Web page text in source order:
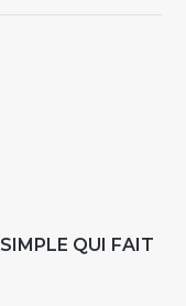
QUI FAIT